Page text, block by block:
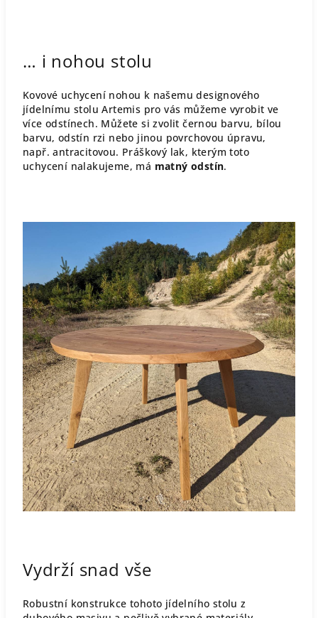
… i nohou stolu
Kovové uchycení nohou k našemu designového
jídelnímu stolu Artemis pro vás můžeme vyrobit ve
více odstínech. Můžete si zvolit černou barvu, bílou
barvu, odstín rzi nebo jinou povrchovou úpravu,
např. antracitovou. Práškový lak, kterým toto
uchycení nalakujeme, má matný odstín.
Vydrží snad vše
Robustní konstrukce tohoto jídelního stolu z